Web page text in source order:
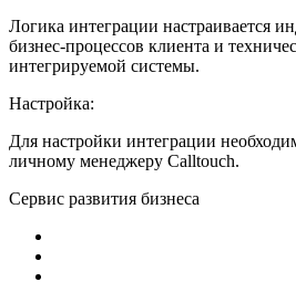
Логика интеграции настраивается
бизнес-процессов клиента и
интегрируемой системы.
Настройка:
Для настройки интеграции
личному менеджеру Calltouch.
Сервис развития бизнеса